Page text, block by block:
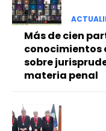
Más de cien
conocimientos
sobre
materia penal